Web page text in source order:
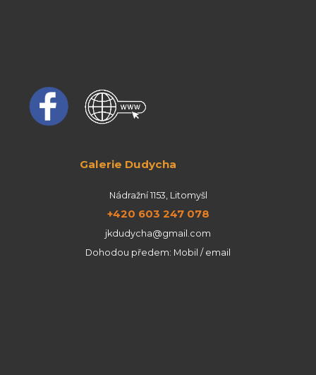
Galerie Dudycha
Nádražní 1153, Litomyšl
+420 603 247 078
jkdudycha@gmail.com
Dohodou předem: Mobil / email